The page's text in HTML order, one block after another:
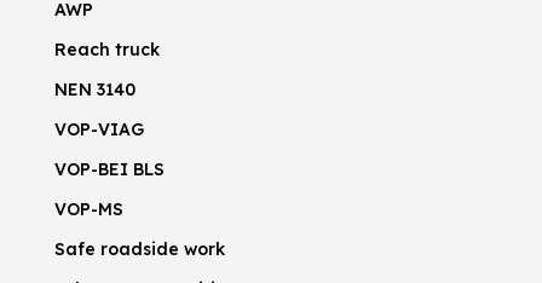
AWP
Reach truck
NEN 3140
VOP-VIAG
VOP-BEI BLS
VOP-MS
Safe roadside work